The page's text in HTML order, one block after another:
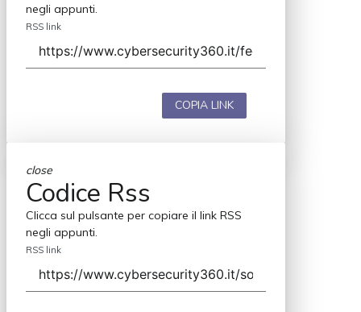
negli appunti.
RSS link
COPIA LINK
close
Codice Rss
Clicca sul pulsante per copiare il link RSS
negli appunti.
RSS link